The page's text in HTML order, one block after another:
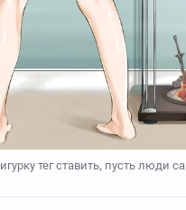
тег ставить, пусть люди